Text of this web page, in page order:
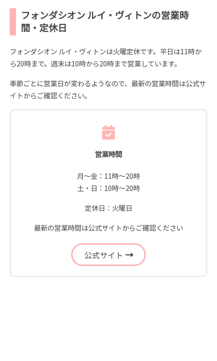
フォンダシオン ルイ・ヴィトンの営業時
間・定休日
フォンダシオン ルイ・ヴィトンは火曜定休です。平日は11時か
ら20時まで。週末は10時から20時まで営業しています。
季節ごとに営業日が変わるようなので、最新の営業時間は公式サ
イトからご確認ください。
営業時間
月〜金：11時〜20時
土・日：10時〜20時
定休日：火曜日
最新の営業時間は公式サイトからご確認ください
公式サイト